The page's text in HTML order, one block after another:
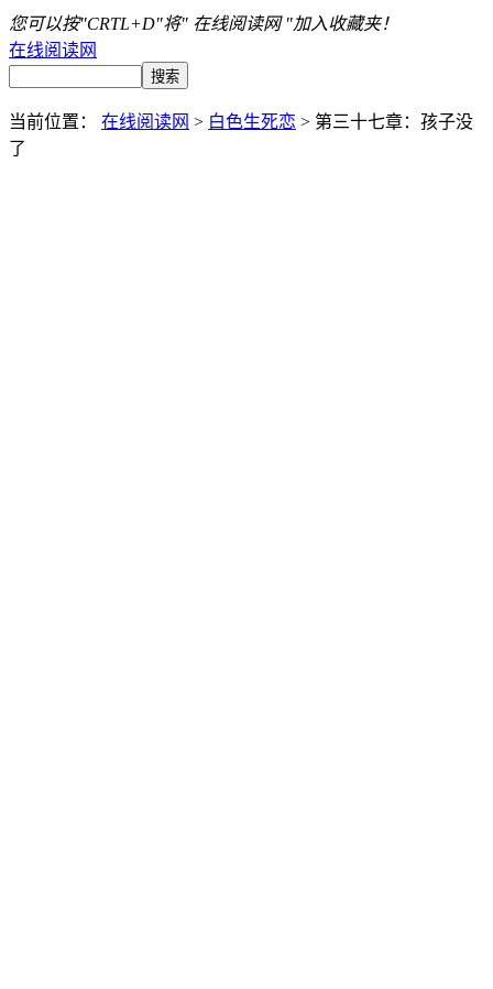
您可以按"CRTL+D"将" 在线阅读网 "加入收藏夹！
在线阅读网
当前位置： 在线阅读网 > 白色生死恋 > 第三十七章：孩子没
了